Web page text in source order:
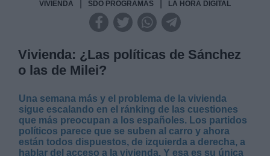
VIVIENDA SDO PROGRAMAS LA HORA DIGITAL
Vivienda: ¿Las políticas de Sánchez
o las de Milei?
Una semana más y el problema de la vivienda
sigue escalando en el ránking de las cuestiones
que más preocupan a los españoles. Los partidos
políticos parece que se suben al carro y ahora
están todos dispuestos, de izquierda a derecha, a
hablar del acceso a la vivienda. Y esa es su única